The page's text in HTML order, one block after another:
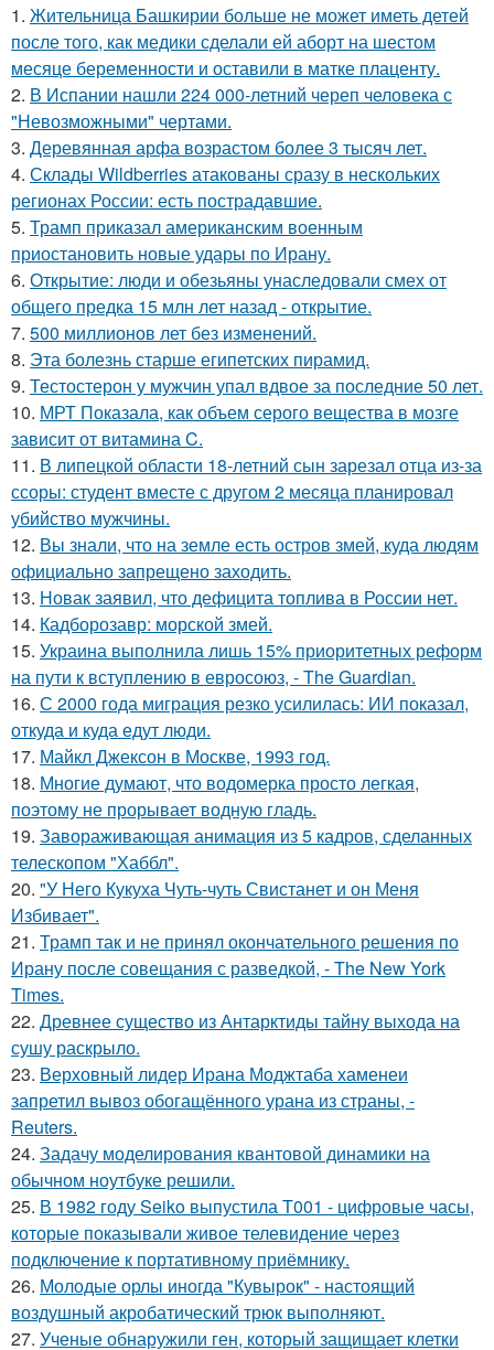
1. Жительница Башкирии больше не может иметь детей
после того, как медики сделали ей аборт на шестом
месяце беременности и оставили в матке плаценту.
2. В Испании нашли 224 000-летний череп человека с
"Невозможными" чертами.
3. Деревянная арфа возрастом более 3 тысяч лет.
4. Склады Wildberries атакованы сразу в нескольких
регионах России: есть пострадавшие.
5. Трамп приказал американским военным
приостановить новые удары по Ирану.
6. Открытие: люди и обезьяны унаследовали смех от
общего предка 15 млн лет назад - открытие.
7. 500 миллионов лет без изменений.
8. Эта болезнь старше египетских пирамид.
9. Тестостерон у мужчин упал вдвое за последние 50 лет.
10. МРТ Показала, как объем серого вещества в мозге
зависит от витамина C.
11. В липецкой области 18-летний сын зарезал отца из-за
ссоры: студент вместе с другом 2 месяца планировал
убийство мужчины.
12. Вы знали, что на земле есть остров змей, куда людям
официально запрещено заходить.
13. Новак заявил, что дефицита топлива в России нет.
14. Кадборозавр: морской змей.
15. Украина выполнила лишь 15% приоритетных реформ
на пути к вступлению в евросоюз, - The Guardian.
16. С 2000 года миграция резко усилилась: ИИ показал,
откуда и куда едут люди.
17. Майкл Джексон в Москве, 1993 год.
18. Многие думают, что водомерка просто легкая,
поэтому не прорывает водную гладь.
19. Завораживающая анимация из 5 кадров, сделанных
телескопом "Хаббл".
20. "У Него Кукуха Чуть-чуть Свистанет и он Меня
Избивает".
21. Трамп так и не принял окончательного решения по
Ирану после совещания с разведкой, - The New York
Times.
22. Древнее существо из Антарктиды тайну выхода на
сушу раскрыло.
23. Верховный лидер Ирана Моджтаба хаменеи
запретил вывоз обогащённого урана из страны, -
Reuters.
24. Задачу моделирования квантовой динамики на
обычном ноутбуке решили.
25. В 1982 году Seiko выпустила T001 - цифровые часы,
которые показывали живое телевидение через
подключение к портативному приёмнику.
26. Молодые орлы иногда "Кувырок" - настоящий
воздушный акробатический трюк выполняют.
27. Ученые обнаружили ген, который защищает клетки